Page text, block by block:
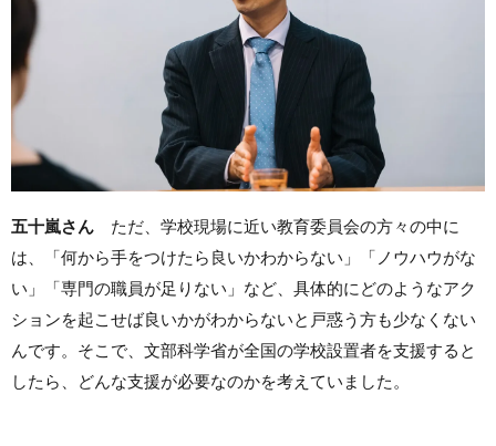
五十嵐さん ただ、学校現場に近い教育委員会の方々の中に
は、
「何から手をつけたら良いかわからない」「ノウハウがな
い」「専門の職員が足りない」など、 具体的にどのようなアク
ションを起こせば良いかがわからないと戸惑う方も少なくない
んです。そこで、文部科学省が全国の学校設置者を支援すると
したら、どんな支援が必要なのかを考えていました。